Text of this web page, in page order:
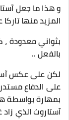
و هذا ما جعل
المزيد منها
بثواني معدودة ،
بالفعل ..
لكن على عكس
على الدفاع
بمهارة بواسطة
آستاروث الذي